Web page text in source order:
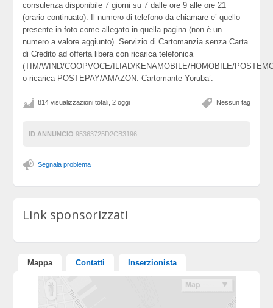
consulenza disponibile 7 giorni su 7 dalle ore 9 alle ore 21
(orario continuato). Il numero di telefono da chiamare e’ quello
presente in foto come allegato in quella pagina (non è un
numero a valore aggiunto). Servizio di Cartomanzia senza Carta
di Credito ad offerta libera con ricarica telefonica
(TIM/WIND/COOPVOCE/ILIAD/KENAMOBILE/HOMOBILE/
o ricarica POSTEPAY/AMAZON. Cartomante Yoruba’.
Nessun tag
814 visualizzazioni totali, 2 oggi
ID ANNUNCIO 95363725D2CB3196
Segnala problema
Link sponsorizzati
Mappa Contatti Inserzionista